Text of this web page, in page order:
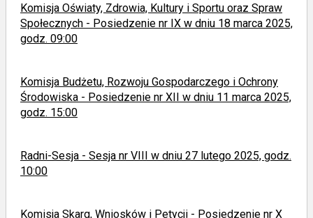
Komisja Oświaty, Zdrowia, Kultury i Sportu oraz Spraw
Społecznych - Posiedzenie nr IX w dniu 18 marca 2025,
godz. 09:00
Komisja Budżetu, Rozwoju Gospodarczego i Ochrony
Środowiska - Posiedzenie nr XII w dniu 11 marca 2025,
godz. 15:00
Radni-Sesja - Sesja nr VIII w dniu 27 lutego 2025, godz.
10:00
Komisja Skarg, Wniosków i Petycji - Posiedzenie nr X